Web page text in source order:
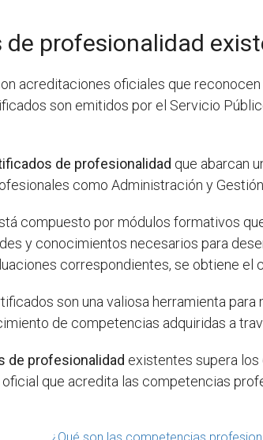
profesionalidad
acreditaciones oficiales que
son emitidos por el Servicio
de profesionalidad que abarcan
como Administración y
compuesto por módulos formativos
y conocimientos necesarios para
correspondientes, se obtiene el
son una valiosa herramienta
de competencias adquiridas a
de profesionalidad existentes supera los
que acredita las competencias